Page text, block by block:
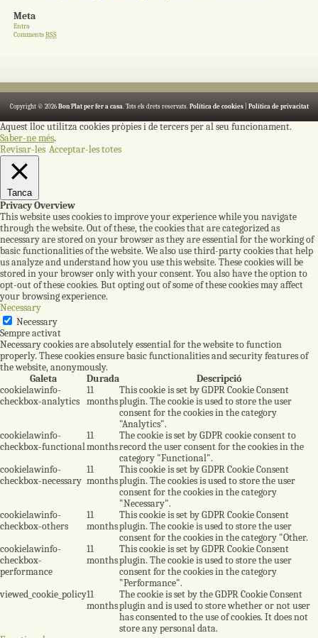
Meta
Entra
CommentsRSS
Copyright © 2026 Bon Plat per fer a casa. Tots els drets reservats. Política de cookies| Política de privacitat
Aquest lloc utilitza cookies pròpies i de tercers per al seu funcionament.
Saber-ne més.
Revisar-les Acceptar-les totes
Tanca
Privacy Overview
This website uses cookies to improve your experience while you navigate
through the website. Out of these, the cookies that are categorized as
necessary are stored on your browser as they are essential for the working of
basic functionalities of the website. We also use third-party cookies that help
us analyze and understand how you use this website. These cookies will be
stored in your browser only with your consent. You also have the option to
opt-out of these cookies. But opting out of some of these cookies may affect
your browsing experience.
Necessary
Necessary
Sempre activat
Necessary cookies are absolutely essential for the website to function
properly. These cookies ensure basic functionalities and security features of
the website, anonymously.
Galeta
Durada
Descripció
cookielawinfo-
checkbox-analytics
11
months
This cookie is set by GDPR Cookie Consent
plugin. The cookie is used to store the user
consent for the cookies in the category
"Analytics".
cookielawinfo-
checkbox-functional
11
months
The cookie is set by GDPR cookie consent to
record the user consent for the cookies in the
category "Functional".
cookielawinfo-
checkbox-necessary
11
months
This cookie is set by GDPR Cookie Consent
plugin. The cookies is used to store the user
consent for the cookies in the category
"Necessary".
cookielawinfo-
checkbox-others
11
months
This cookie is set by GDPR Cookie Consent
plugin. The cookie is used to store the user
consent for the cookies in the category "Other.
cookielawinfo-
checkbox-
performance
11
months
This cookie is set by GDPR Cookie Consent
plugin. The cookie is used to store the user
consent for the cookies in the category
"Performance".
viewed_cookie_policy11
months
The cookie is set by the GDPR Cookie Consent
plugin and is used to store whether or not user
has consented to the use of cookies. It does not
store any personal data.